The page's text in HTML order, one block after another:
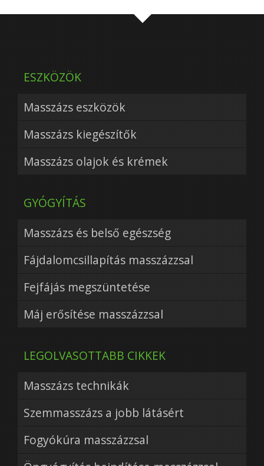
ESZKÖZÖK
Masszázs eszközök
Masszázs kiegészítők
Masszázs olajok és krémek
GYÓGYÍTÁS
Masszázs és belső egészség
Fájdalomcsillapítás masszázzsal
Fejfájás megszüntetése
Máj erősítése masszázzsal
LEGOLVASOTTABB CIKKEK
Masszázs technikák
Szemmasszázs a jobb látásért
Fogyókúra masszázzsal